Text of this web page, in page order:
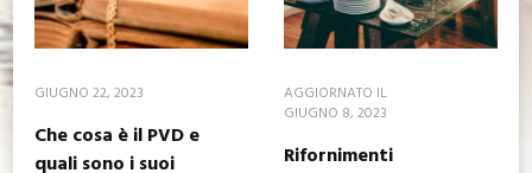
GIUGNO 22, 2023
Che cosa è il PVD e
quali sono i suoi
AGGIORNATO IL
GIUGNO 8, 2023
Rifornimenti